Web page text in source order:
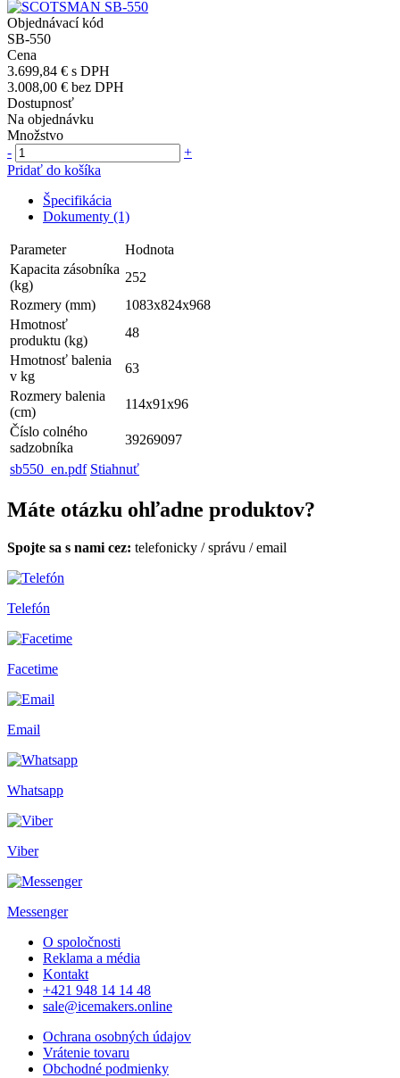
Objednávací kód
SB-550
Cena
3.699,84 € s DPH
3.008,00 € bez DPH
Dostupnosť
Na objednávku
Množstvo
-
+
Pridať do košíka
Špecifikácia
Dokumenty (1)
Parameter
Hodnota
Kapacita zásobníka
(kg)
252
Rozmery (mm)
1083x824x968
Hmotnosť
produktu (kg)
48
Hmotnosť balenia
v kg
63
Rozmery balenia
(cm)
114x91x96
Číslo colného
sadzobníka
39269097
sb550_en.pdf Stiahnuť
Máte otázku ohľadne produktov?
Spojte sa s nami cez: telefonicky /správu /email
Telefón
Facetime
Email
Whatsapp
Viber
Messenger
O spoločnosti
Reklama a média
Kontakt
+421 948 14 14 48
sale@icemakers.online
Ochrana osobných údajov
Vrátenie tovaru
Obchodné podmienky